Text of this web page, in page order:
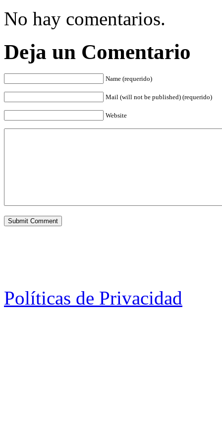
No hay comentarios.
Deja un Comentario
Name (requerido)
Mail (will not be published) (requerido)
Website
Políticas de Privacidad